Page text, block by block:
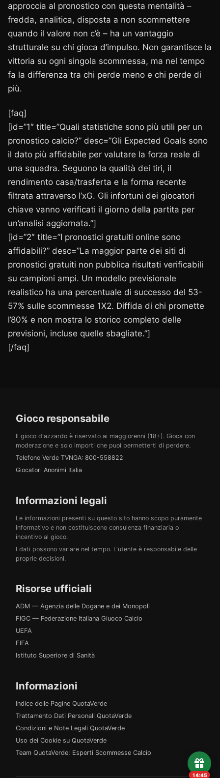
approccia al pronostico con questa mentalità –
fredda, analitica, disposta a non scommettere
quando il valore non c’è – ha un vantaggio
strutturale su chi gioca d’impulso. Non garantisce la
vittoria su ogni singola scommessa, ma nel tempo
fa la differenza tra chi perde meno e chi perde di
più.
[faq]
[id=”1″ title=”Quali statistiche sono più utili per un
pronostico calcio?” desc=”Gli Expected Goals sono
il dato più affidabile per valutare la forza reale di
una squadra. Seguono la qualità dei tiri, il
rendimento casa/trasferta e la forma recente
filtrata attraverso l’xG. Gli infortuni dei giocatori
chiave vanno verificati il giorno della partita per
un’analisi aggiornata.”]
[id=”2″ title=”I pronostici gratuiti online sono
affidabili?” desc=”La maggior parte dei siti di
pronostici gratuiti non pubblica risultati verificabili
su campioni ampi. Un modello previsionale
realistico ha una percentuale di successo del 53-
57% sulle scommesse 1X2. Diffida di chi promette
l’80% e non mostra lo storico completo delle
previsioni, incluse quelle sbagliate.”]
[/faq]
Gioco responsabile
Il gioco d'azzardo è riservato ai maggiorenni (18+). Gioca con
moderazione e solo importi che puoi permetterti di perdere.
Telefono Verde TVNGA: 800-558822
Giocatori Anonimi Italia
Informazioni legali
Le informazioni presenti su questo sito hanno scopo puramente
informativo e non costituiscono consulenza finanziaria o
incentivo al gioco.
I dati possono variare nel tempo. L'utente è responsabile delle
proprie decisioni.
Risorse ufficiali
ADM — Agenzia delle Dogane e dei Monopoli
FIGC — Federazione Italiana Giuoco Calcio
UEFA
FIFA
Istituto Superiore di Sanità
Informazioni
Indice delle Pagine QuotaVerde
Trattamento Dati Personali QuotaVerde
Condizioni e Note Legali QuotaVerde
Uso dei Cookie su QuotaVerde
Team QuotaVerde: Esperti Scommesse Calcio
14:45